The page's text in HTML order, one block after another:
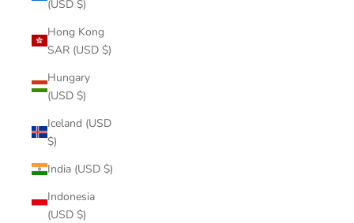
(USD $)
Hong Kong
SAR (USD $)
Hungary
(USD $)
Iceland (USD
$)
India (USD $)
Indonesia
(USD $)